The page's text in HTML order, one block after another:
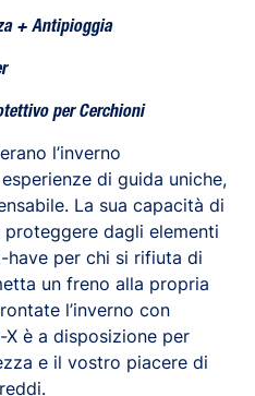
+ Antipioggia
per Cerchioni
l’inverno
di guida uniche,
La sua capacità di
dagli elementi
have per chi si rifiuta di
un freno alla propria
l’inverno con
è a disposizione per
e il vostro piacere di